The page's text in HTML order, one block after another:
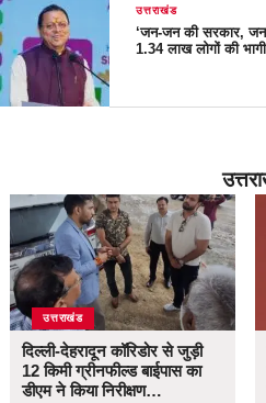
उत्तराखंड
‘जन-जन की सरकार,
1.34 लाख लोगों की
उत्तराखंड
दिल्ली-देहरादून कॉरिडोर से जुड़ी
12 किमी ग्रीनफील्ड बाईपास का
डीएम ने किया निरीक्षण…